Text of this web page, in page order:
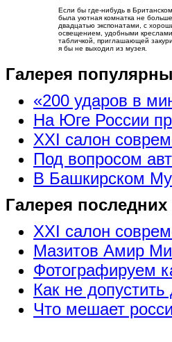
Если бы где-нибудь в
была уютная комнатка не
двадцатью экспонатами, с
освещением, удобными
табличкой, приглашающей
я бы не выходил из музея.
Галерея
«200 ударов в
На Юге России
XXI салон
Под вопросом
В Башкирском
Галерея последних
XXI салон
Мазитов Амир
Фотографируем
Как не
Что мешает